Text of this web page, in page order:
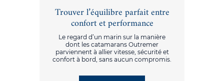
Trouver l’équilibre parfait entre
confort et performance
Le regard d’un marin sur la manière
dont les catamarans Outremer
parviennent à allier vitesse, sécurité et
confort à bord, sans aucun compromis.